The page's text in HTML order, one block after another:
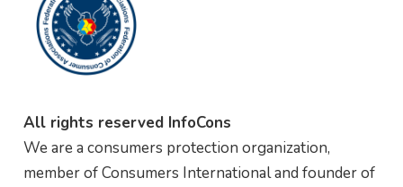
All rights reserved InfoCons
We are a consumers protection organization,
member of Consumers International and founder of